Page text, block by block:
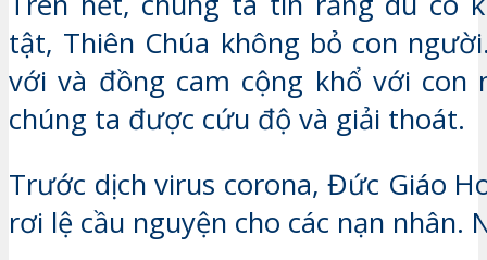
tật, Thiên Chúa không bỏ con
với và đồng cam cộng khổ với con
chúng ta được cứu độ và giải thoát.
Trước dịch virus corona, Đức Giáo
rơi lệ cầu nguyện cho các nạn nhân.